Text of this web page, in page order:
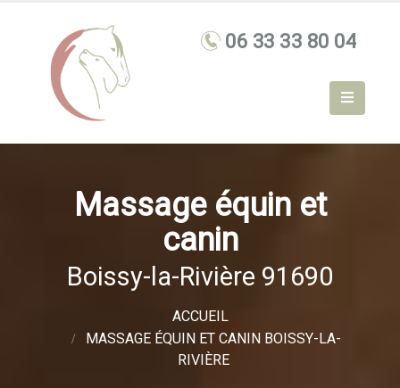
Massage équin et
canin
Boissy-la-Rivière 91690
ACCUEIL
MASSAGE ÉQUIN ET CANIN BOISSY-LA-
RIVIÈRE